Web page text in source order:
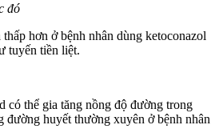
đó
hơn ở bệnh nhân dùng ketoconazol
tuyến tiền liệt.
có thể gia tăng nồng độ đường trong
đường huyết thường xuyên ở bệnh nhân